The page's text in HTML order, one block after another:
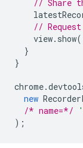
// Share
//
view. show
}
}
chrome.
new
/* name=*/
);